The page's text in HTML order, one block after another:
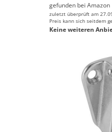
gefunden bei Amazon
zuletzt überprüft am
Preis kann sich seitdem
Keine weiteren